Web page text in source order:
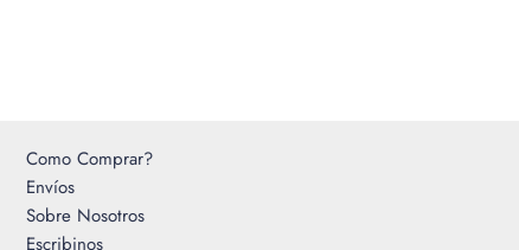
Como Comprar?
Envíos
Sobre Nosotros
Escribinos